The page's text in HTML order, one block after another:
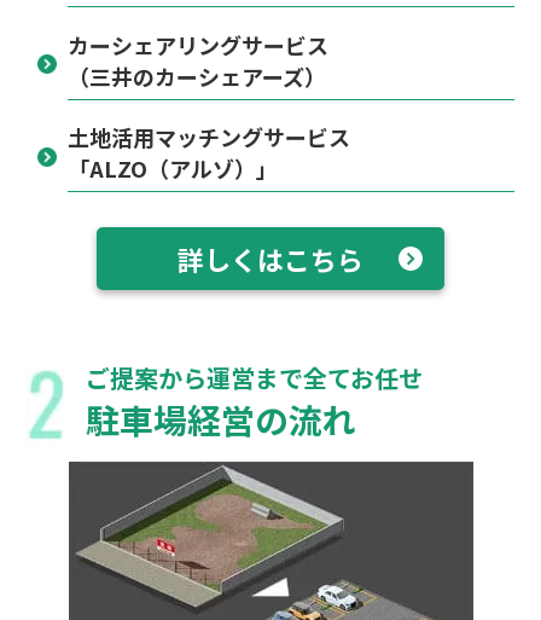
カーシェアリングサービス
（三井のカーシェアーズ）
土地活用マッチングサービス
「ALZO（アルゾ）」
詳しくはこちら
ご提案から運営まで全てお任せ
駐車場経営の流れ